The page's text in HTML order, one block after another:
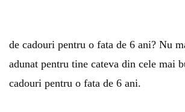
de cadouri pentru o fata de 6 ani? Nu
adunat pentru tine cateva din cele mai
cadouri pentru o fata de 6 ani.